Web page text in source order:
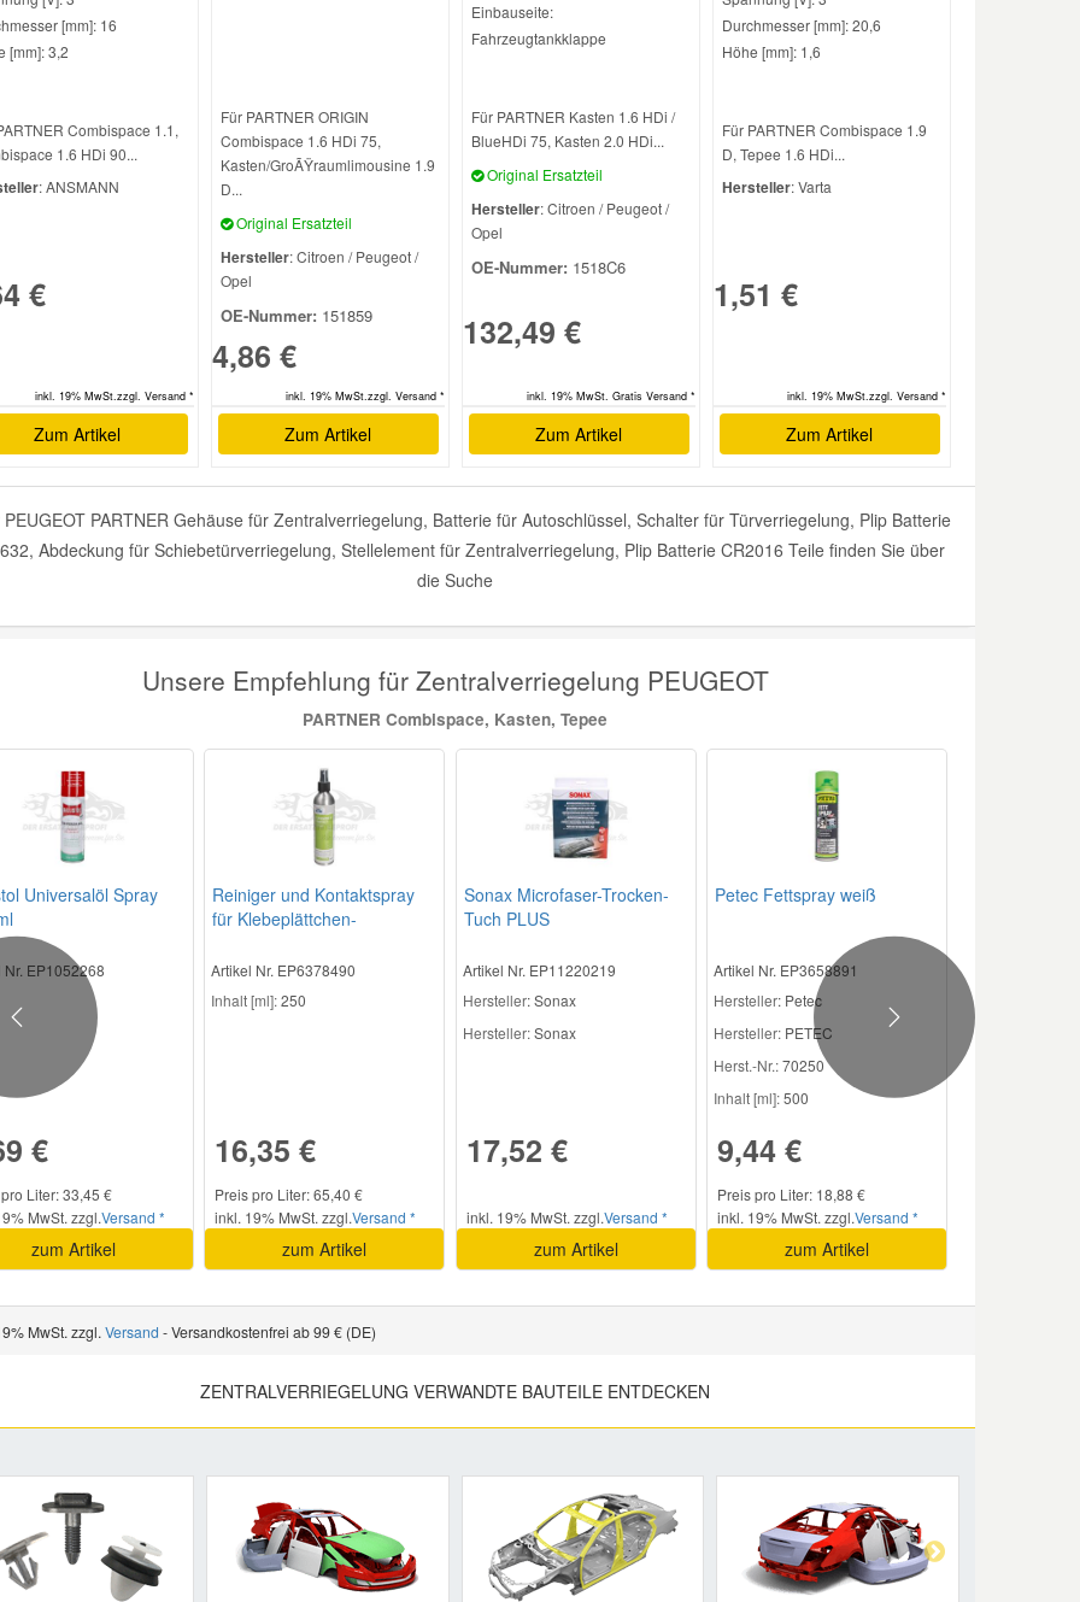
[mm]: 16
[mm]: 3,2
Combispace 1.1,
1.6 HDi 90...
: ANSMANN
€
inkl. 19% MwSt.zzgl. Versand *
Zum Artikel
Für PARTNER ORIGIN
Combispace 1.6 HDi 75,
Kasten/GroÃŸraumlimousine 1.9
D...
Original Ersatzteil
Hersteller: Citroen / Peugeot /
Opel
OE-Nummer: 151859
4,86 €
inkl. 19% MwSt.zzgl. Versand *
Zum Artikel
Einbauseite:
Fahrzeugtankklappe
Für PARTNER Kasten 1.6 HDi /
BlueHDi 75, Kasten 2.0 HDi...
Original Ersatzteil
Hersteller: Citroen / Peugeot /
Opel
OE-Nummer: 1518C6
132,49 €
inkl. 19% MwSt. Gratis Versand *
Zum Artikel
Durchmesser [mm]: 20,6
Höhe [mm]: 1,6
Für PARTNER Combispace 1.9
D, Tepee 1.6 HDi...
Hersteller: Varta
1,51 €
inkl. 19% MwSt.zzgl. Versand *
Zum Artikel
PEUGEOT PARTNER Gehäuse für Zentralverriegelung, Batterie für Autoschlüssel, Schalter für Türverriegelung, Plip Batterie
Abdeckung für Schiebetürverriegelung, Stellelement für Zentralverriegelung, Plip Batterie CR2016 Teile finden Sie über
die Suche
Unsere Empfehlung für Zentralverriegelung PEUGEOT
PARTNER Combispace, Kasten, Tepee
Universalöl Spray
Nr. EP1052268
€
Liter: 33,45 €
MwSt. zzgl.Versand *
zum Artikel
Reiniger und Kontaktspray
für Klebeplättchen-
Artikel Nr. EP6378490
Inhalt [ml]:250
16,35 €
Preis pro Liter: 65,40 €
inkl. 19% MwSt. zzgl.Versand *
zum Artikel
Sonax Microfaser-Trocken-
Tuch PLUS
Artikel Nr. EP11220219
Hersteller: Sonax
Hersteller:Sonax
17,52 €
inkl. 19% MwSt. zzgl.Versand *
zum Artikel
Petec Fettspray weiß
Artikel Nr. EP3658891
Hersteller: Petec
Hersteller: PETEC
Herst.-Nr.:70250
Inhalt [ml]:500
9,44 €
Preis pro Liter: 18,88 €
inkl. 19% MwSt. zzgl.Versand *
zum Artikel
Previous Next
MwSt. zzgl. Versand - Versandkostenfrei ab 99 € (DE)
ZENTRALVERRIEGELUNG VERWANDTE BAUTEILE ENTDECKEN
Previous